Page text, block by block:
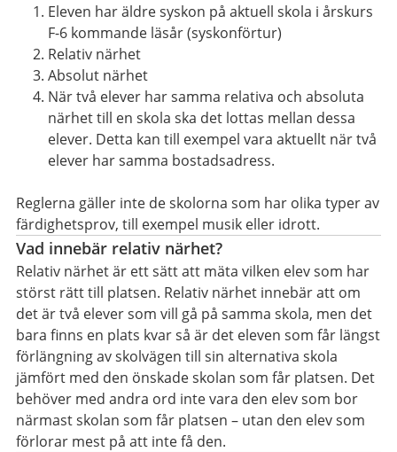
Eleven har äldre syskon på aktuell skola i årskurs
F-6 kommande läsår (syskonförtur)
Relativ närhet
Absolut närhet
När två elever har samma relativa och absoluta
närhet till en skola ska det lottas mellan dessa
elever. Detta kan till exempel vara aktuellt när två
elever har samma bostadsadress.
Reglerna gäller inte de skolorna som har olika typer av
färdighetsprov, till exempel musik eller idrott.
Vad innebär relativ närhet?
Relativ närhet är ett sätt att mäta vilken elev som har
störst rätt till platsen. Relativ närhet innebär att om
det är två elever som vill gå på samma skola, men det
bara finns en plats kvar så är det eleven som får längst
förlängning av skolvägen till sin alternativa skola
jämfört med den önskade skolan som får platsen. Det
behöver med andra ord inte vara den elev som bor
närmast skolan som får platsen – utan den elev som
förlorar mest på att inte få den.